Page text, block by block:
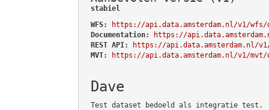
stabiel
WFS:
https://api.data.amsterdam.nl/v1/wfs/
Documentation:
https://
REST API:
https://api.data.amsterdam.nl/
MVT:
https://api.data.amsterdam.nl/v1/mvt/
Dave
Test dataset bedoeld als integratie test.